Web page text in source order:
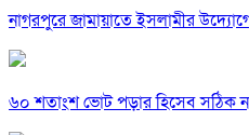
নাগরপুরে জামায়াতে ইসলামীর
৬০ শতাংশ ভোট পড়ার হিসেব সঠিক